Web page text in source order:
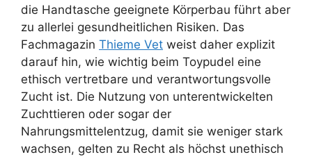
die Handtasche geeignete Körperbau führt aber
zu allerlei gesundheitlichen Risiken. Das
Fachmagazin Thieme Vet weist daher explizit
darauf hin, wie wichtig beim Toypudel eine
ethisch vertretbare und verantwortungsvolle
Zucht ist. Die Nutzung von unterentwickelten
Zuchttieren oder sogar der
Nahrungsmittelentzug, damit sie weniger stark
wachsen, gelten zu Recht als höchst unethisch